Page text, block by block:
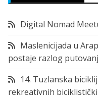
Digital Nomad
Maslenicijada u
postaje razlog
14. Tuzlanska
rekreativnih